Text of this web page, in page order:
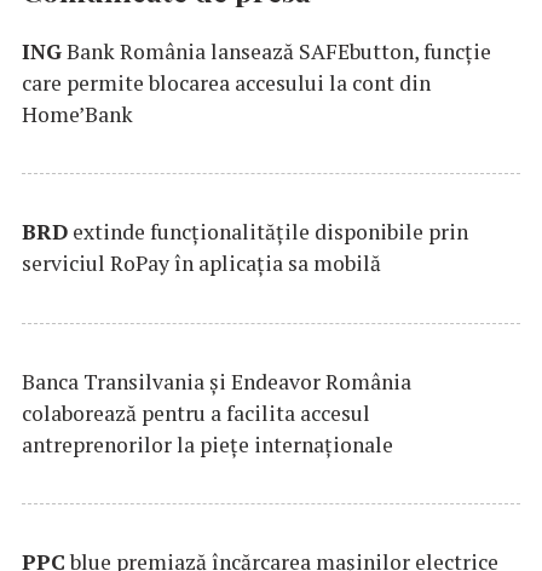
INGBank România lansează SAFEbutton, funcţie
care permite blocarea accesului la cont din
Home’Bank
BRD extinde funcţionalităţile disponibile prin
serviciul RoPay în aplicaţia sa mobilă
Banca Transilvania şi Endeavor România
colaborează pentru a facilita accesul
antreprenorilor la pieţe internaţionale
PPCblue premiază încărcarea maşinilor electrice